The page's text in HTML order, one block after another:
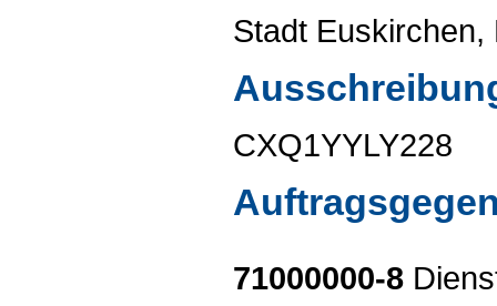
Stadt
CXQ1YYLY228
71000000-8